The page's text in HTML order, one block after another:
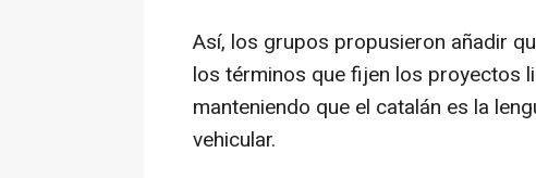
Así, los grupos propusieron añadir
los términos que fijen los proyectos
manteniendo que el catalán es la
vehicular.